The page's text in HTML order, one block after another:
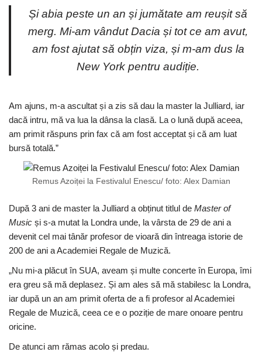
Și abia peste un an și jumătate am reușit să
merg. Mi-am vândut Dacia și tot ce am avut,
am fost ajutat să obțin viza, și m-am dus la
New York pentru audiție.
Am ajuns, m-a ascultat și a zis să dau la master la Julliard, iar
dacă intru, mă va lua la dânsa la clasă. La o lună după aceea,
am primit răspuns prin fax că am fost acceptat și că am luat
bursă totală.”
Remus Azoiței la Festivalul Enescu/ foto: Alex Damian
După 3 ani de master la Julliard a obținut titlul de Master of
Music și s-a mutat la Londra unde, la vârsta de 29 de ani a
devenit cel mai tânăr profesor de vioară din întreaga istorie de
200 de ani a Academiei Regale de Muzică.
„Nu mi-a plăcut în SUA, aveam și multe concerte în Europa, îmi
era greu să mă deplasez. Și am ales să mă stabilesc la Londra,
iar după un an am primit oferta de a fi profesor al Academiei
Regale de Muzică, ceea ce e o poziție de mare onoare pentru
oricine.
De atunci am rămas acolo și predau.